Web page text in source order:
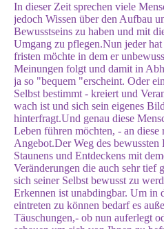
In dieser Zeit sprechen viele
jedoch Wissen über den Aufbau
Bewusstseins zu haben und mit
Umgang zu pflegen.Nun jeder
fristen möchte in dem er
Meinungen folgt und damit in
ja so "bequem "erscheint. Oder
Selbst bestimmt - kreiert und
wach ist und sich sein eigenes
hinterfragt.Und genau diese
Leben führen möchten, - an diese
Angebot.Der Weg des bewussten
Staunens und Entdeckens mit
Veränderungen die auch sehr tief
sich seiner Selbst bewusst zu
Erkennen ist unabdingbar. Um in
eintreten zu können bedarf es
Täuschungen,- ob nun auferlegt